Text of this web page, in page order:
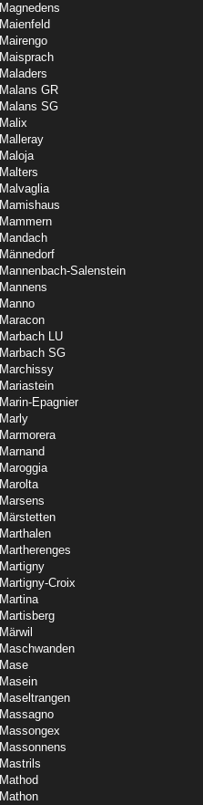
Magnedens
Maienfeld
Mairengo
Maisprach
Maladers
Malans GR
Malans SG
Malix
Malleray
Maloja
Malters
Malvaglia
Mamishaus
Mammern
Mandach
Männedorf
Mannenbach-Salenstein
Mannens
Manno
Maracon
Marbach LU
Marbach SG
Marchissy
Mariastein
Marin-Epagnier
Marly
Marmorera
Marnand
Maroggia
Marolta
Marsens
Märstetten
Marthalen
Martherenges
Martigny
Martigny-Croix
Martina
Martisberg
Märwil
Maschwanden
Mase
Masein
Maseltrangen
Massagno
Massongex
Massonnens
Mastrils
Mathod
Mathon